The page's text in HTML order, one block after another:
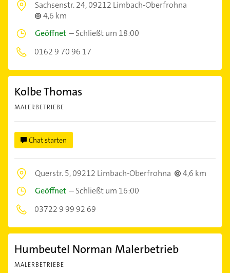
Sachsenstr. 24,09212 Limbach-Oberfrohna
4,6 km
Geöffnet –Schließt um 18:00
0162 9 70 96 17
Kolbe Thomas
MALERBETRIEBE
Chat starten
Querstr. 5,09212 Limbach-Oberfrohna
4,6 km
Geöffnet –Schließt um 16:00
03722 9 99 92 69
Humbeutel Norman Malerbetrieb
MALERBETRIEBE